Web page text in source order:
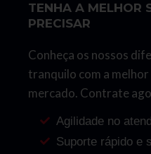
TENHA A MELHOR
PRECISAR
Conheça os nossos
tranquilo com a
mercado. Contrate
Agilidade no
Suporte rápido e